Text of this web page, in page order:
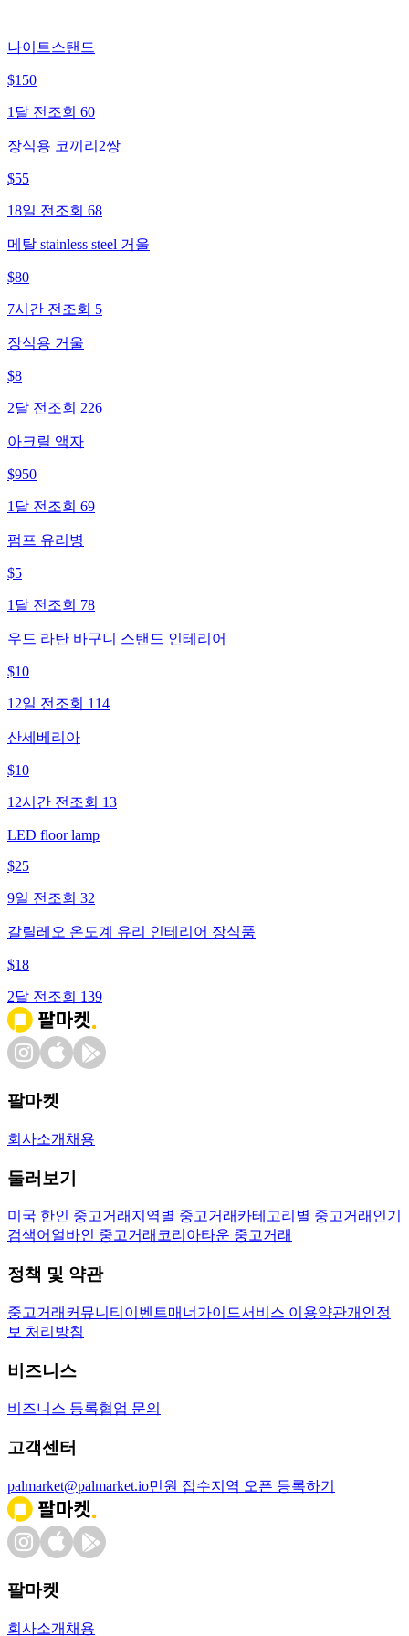
나이트스탠드
$150
1달 전 조회 60
장식용 코끼리2쌍
$55
18일 전 조회 68
메탈 stainless steel 거울
$80
7시간 전 조회 5
장식용 거울
$8
2달 전 조회 226
아크릴 액자
$950
1달 전 조회 69
펌프 유리병
$5
1달 전 조회 78
우드 라탄 바구니 스탠드 인테리어
$10
12일 전 조회 114
산세베리아
$10
12시간 전 조회 13
LED floor lamp
$25
9일 전 조회 32
갈릴레오 온도계 유리 인테리어 장식품
$18
2달 전 조회 139
팔마켓
회사소개 채용
둘러보기
미국 한인 중고거래 지역별 중고거래 카테고리별 중고거래 인기
검색어 얼바인 중고거래 코리아타운 중고거래
정책 및 약관
중고거래 커뮤니티 이벤트매너가이드서비스 이용약관개인정
보 처리방침
비즈니스
비즈니스 등록협업 문의
고객센터
palmarket@palmarket.io민원 접수지역 오픈 등록하기
팔마켓
회사소개 채용